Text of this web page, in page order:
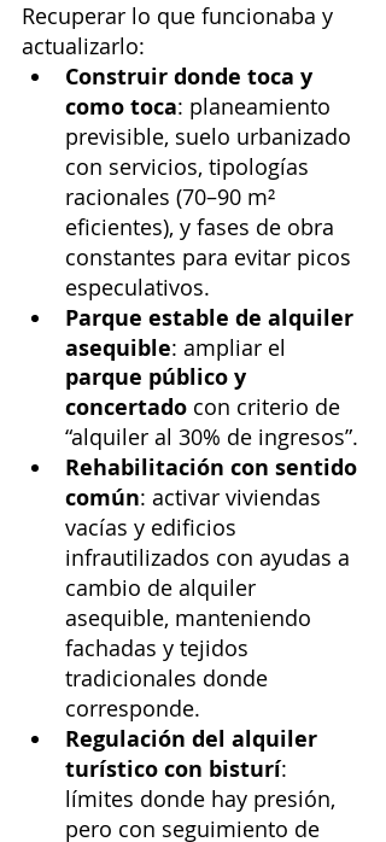
Recuperar lo que funcionaba y
actualizarlo:
Construir donde toca y
como toca: planeamiento
previsible, suelo urbanizado
con servicios, tipologías
racionales (70–90 m²
eficientes), y fases de obra
constantes para evitar picos
especulativos.
Parque estable de alquiler
asequible: ampliar el
parque público y
concertado con criterio de
“alquiler al 30% de ingresos”.
Rehabilitación con sentido
común: activar viviendas
vacías y edificios
infrautilizados con ayudas a
cambio de alquiler
asequible, manteniendo
fachadas y tejidos
tradicionales donde
corresponde.
Regulación del alquiler
turístico con bisturí:
límites donde hay presión,
pero con seguimiento de